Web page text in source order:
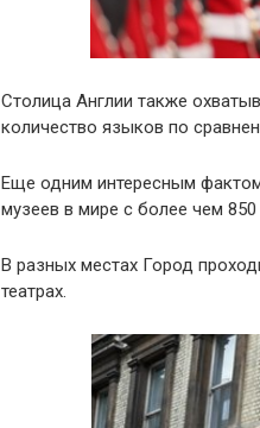
Столица Англии также
количество языков по
Еще одним интересным фактом
музеев в мире с более чем
В разных местах Город
театрах.